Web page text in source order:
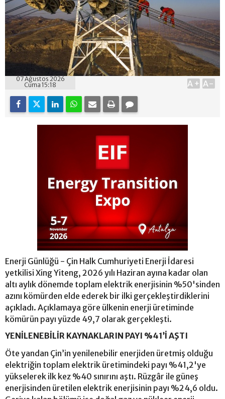
07 Ağustos 2026
Cuma 15:18
A+ A-
Enerji Günlüğü - Çin Halk Cumhuriyeti Enerji İdaresi
yetkilisi Xing Yiteng, 2026 yılı Haziran ayına kadar olan
altı aylık dönemde toplam elektrik enerjisinin %50'sinden
azını kömürden elde ederek bir ilki gerçekleştirdiklerini
açıkladı. Açıklamaya göre ülkenin enerji üretiminde
kömürün payı yüzde 49,7 olarak gerçekleşti.
YENİLENEBİLİR KAYNAKLARIN PAYI %41’İ AŞTI
Öte yandan Çin’in yenilenebilir enerjiden üretmiş olduğu
elektriğin toplam elektrik üretimindeki payı %41,2'ye
yükselerek ilk kez %40 sınırını aştı. Rüzgâr ile güneş
enerjisinden üretilen elektrik enerjisinin payı %24,6 oldu.